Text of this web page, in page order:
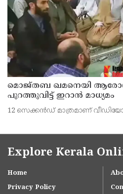
മൊജ്തബ ഖമനെയി
പുറത്തുവിട്ട് ഇറാന്‍ മാധ്യമം
12 സെക്കന്‍ഡ് മാത്രമാണ്
Explore Kerala
Home
Privacy Policy